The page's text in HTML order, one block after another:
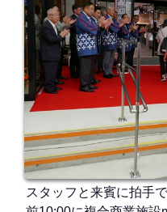
スタッフと来賓に拍手